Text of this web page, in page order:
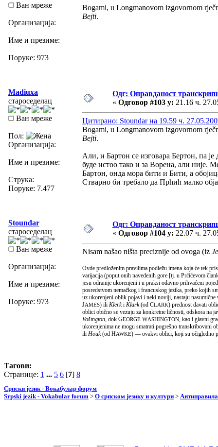
Ван мреже
Организација:
Име и презиме:
Поруке: 973
Bogami, u Longmanovom izgovornom
Bejti.
Madiuxa
староседелац
Ван мреже
Пол:
Организација:
Име и презиме:
Струка:
Поруке: 7.477
Одг: Оправданост
« Одговор #103 у: 21.16 ч.
Цитирано: Stoundar на 19.59 ч.
Bogami, u Longmanovom izgovornom
Bejti.
Али, и Бартон се изговара Бертон, па
буде истоо тако и за Ворена, али није.
Бартон, онда мора бити и Бити, а
Стварно би требало да Прћић малко
Stoundar
староседелац
Ван мреже
Организација:
Име и презиме:
Поруке: 973
Одг: Оправданост
« Одговор #104 у: 22.07 ч.
Nisam našao ništa preciznije od ovoga (iz
Ovde predloženim pravilima podležu imena koja će tek
varijacija (poput onih navedenih gore [tj. u Prćićevom
jesu odranije ukorenjeni i u praksi odavno prihvaćeni
posredstvom nemačkog i francuskog jezika, preko kojih
uz ukorenjeni oblik pojavi i neki noviji, nastaju
JAMES) ili Klerki Klark(od CLARK) prednost davati
oblici obično se vezuju za konkretne ličnosti, odskora na
Vošington, dok GEORGE WASHINGTON, kao i glavni
ukorenjenima ne mogu smatrati pogrešno transkribovani
ili Houk(od HAWKE) — ovakvi oblici, koji su očigledno
Тагови:
Странице: 1 ... 5 6 [7] 8
Српски језик - Вокабулар форум
Srpski jezik - Vokabular forum > О српском језику и култури > Антиправила